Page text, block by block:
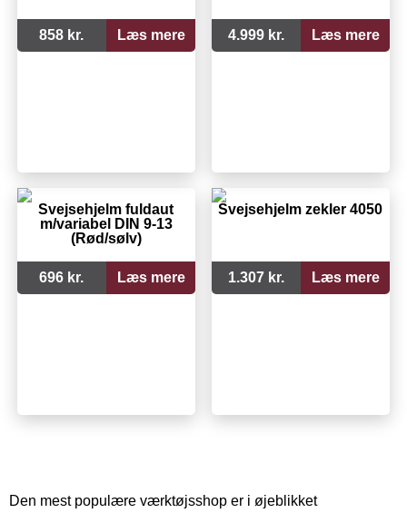
858 kr. Læs mere 4.999 kr. Læs mere
Svejsehjelm fuldaut
m/variabel DIN 9-13
(Rød/sølv)
696 kr. Læs mere
Svejsehjelm zekler 4050
1.307 kr. Læs mere
Den mest populære værktøjsshop er i øjeblikket